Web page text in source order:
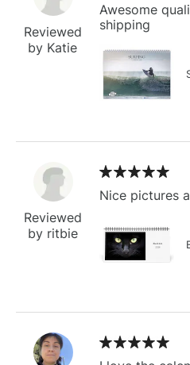
Reviewed
by Katie
Awesome
shipping
Reviewed
by ritbie
Nice pictures